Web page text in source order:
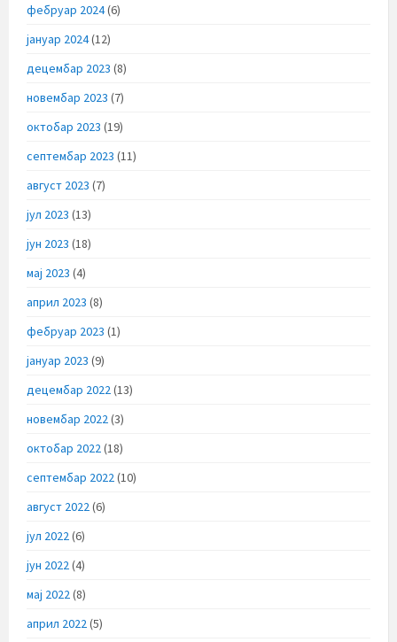
фебруар 2024(6)
јануар 2024(12)
децембар 2023 (8)
новембар 2023 (7)
октобар 2023 (19)
септембар 2023 (11)
август 2023 (7)
јул 2023 (13)
јун 2023 (18)
мај 2023 (4)
април 2023 (8)
фебруар 2023 (1)
јануар 2023 (9)
децембар 2022(13)
новембар 2022(3)
октобар 2022(18)
септембар 2022(10)
август 2022(6)
јул 2022(6)
јун 2022(4)
мај 2022(8)
април 2022(5)